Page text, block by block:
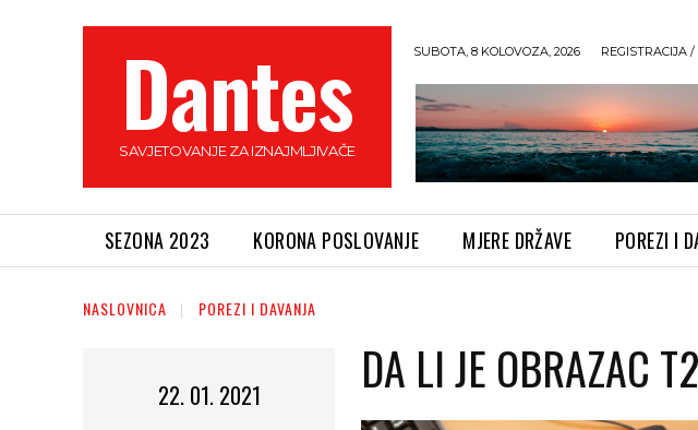
Dantes
SAVJETOVANJE ZA IZNAJMLJIVAČE
SUBOTA, 8 KOLOVOZA, 2026 REGISTRACIJA
SEZONA 2023 KORONA POSLOVANJE MJERE DRŽAVE POREZI I
NASLOVNICA POREZI I DAVANJA
22. 01. 2021 DA LI JE OBRAZAC